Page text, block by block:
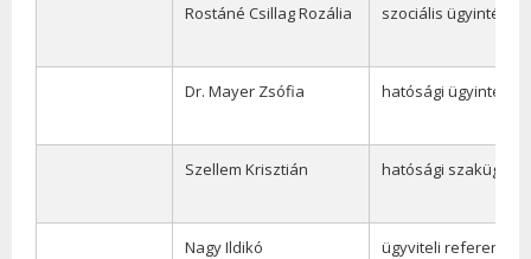
Rostáné Csillag Rozália szociális ügyintéző
Dr. Mayer Zsófia hatósági ügyintéző
Szellem Krisztián hatósági
Nagy Ildikó ügyviteli referens